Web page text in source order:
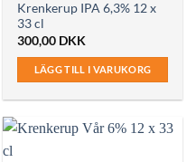
Krenkerup IPA 6,3% 12 x
33 cl
300,00 DKK
LÄGG TILL I VARUKORG